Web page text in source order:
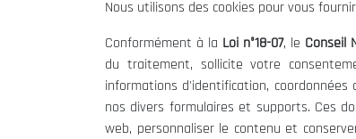
Le président
Organisation
Publications
Nous utilisons des cookies pour vous
Conformément à la Loi n°18-07, le Conseil
du traitement, sollicite votre
informations d'identification,
nos divers formulaires et supports. Ces
web, personnaliser le contenu et